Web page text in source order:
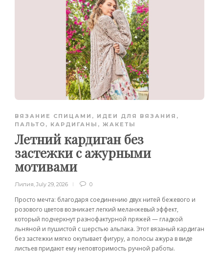
ВЯЗАНИЕ СПИЦАМИ , ИДЕИ ДЛЯ ВЯЗАНИЯ ,
ПАЛЬТО, КАРДИГАНЫ, ЖАКЕТЫ
Летний кардиган без
застежки с ажурными
мотивами
Лилия, July 29, 2026 0
Просто мечта: благодаря соединению двух нитей бежевого и
розового цветов возникает легкий меланжевый эффект,
который подчеркнут разнофактурной пряжей — гладкой
льняной и пушистой с шерстью альпака. Этот вязаный кардиган
без застежки мягко окутывает фигуру, а полосы ажура в виде
листьев придают ему неповторимость ручной работы.